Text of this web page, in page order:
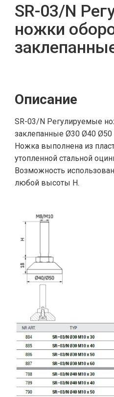
SR-03/N
ножки
Описание
SR-03/N Регулируемые
заклепанные Ø30 Ø40 Ø50
Ножка выполнена из
утопленной стальной
Возможность
любой высоты H.